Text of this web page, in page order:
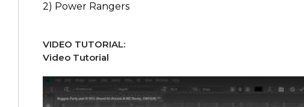
2) Power Rangers
VIDEO TUTORIAL:
Video Tutorial